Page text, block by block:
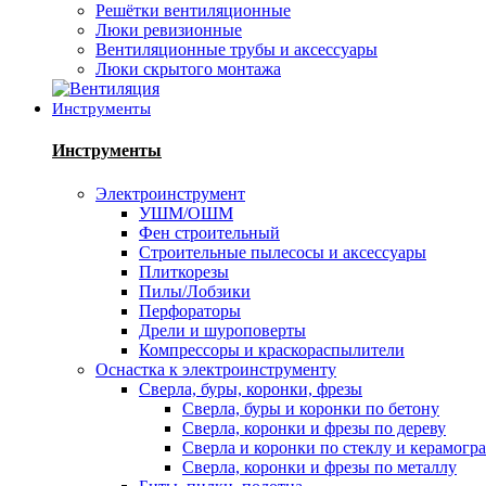
Решётки вентиляционные
Люки ревизионные
Вентиляционные трубы и аксессуары
Люки скрытого монтажа
Инструменты
Инструменты
Электроинструмент
УШМ/ОШМ
Фен строительный
Строительные пылесосы и аксессуары
Плиткорезы
Пилы/Лобзики
Перфораторы
Дрели и шуроповерты
Компрессоры и краскораспылители
Оснастка к электроинструменту
Сверла, буры, коронки, фрезы
Сверла, буры и коронки по бетону
Сверла, коронки и фрезы по дереву
Сверла и коронки по стеклу и
Сверла, коронки и фрезы по металлу